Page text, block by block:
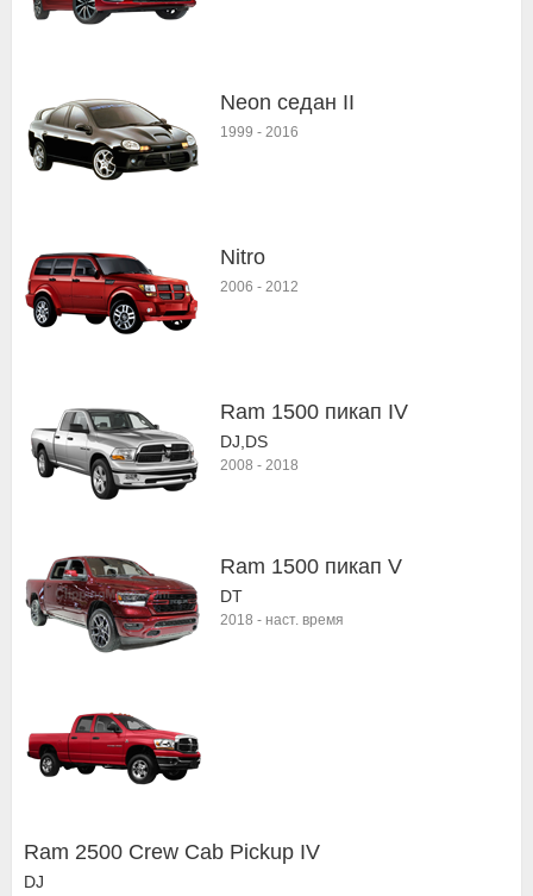
Neon седан II
1999 - 2016
Nitro
2006 - 2012
Ram 1500 пикап IV
DJ,DS
2008 - 2018
Ram 1500 пикап V
DT
2018 - наст. время
Ram 2500 Crew Cab Pickup IV
DJ